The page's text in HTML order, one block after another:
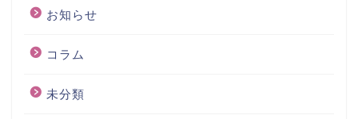
お知らせ
コラム
未分類